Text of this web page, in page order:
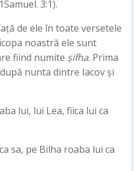
3:1).
de ele în toate versetele
noastră ele sunt
fiind numite șifha. Prima
nunta dintre Iacov și
lui, lui Lea, fiica lui ca
sa, pe Bilha roaba lui ca